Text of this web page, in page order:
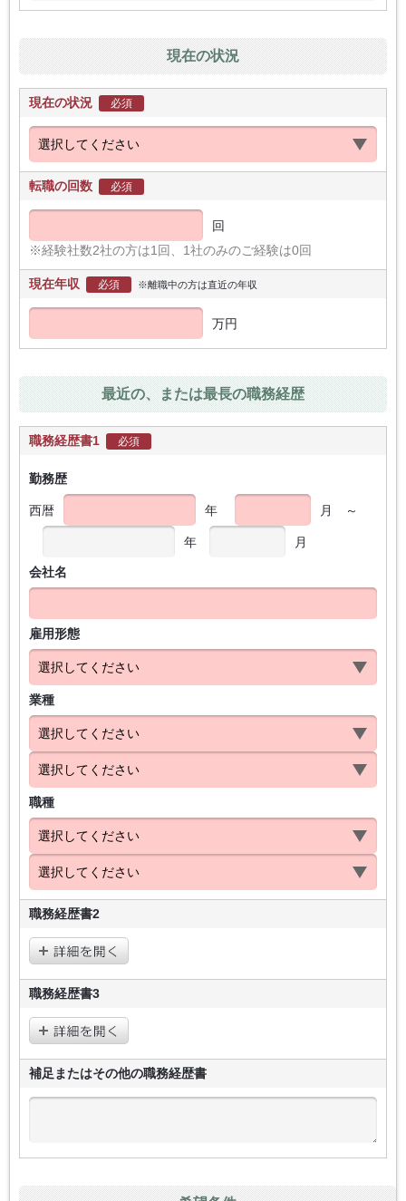
現在の状況
現在の状況 必須
転職の回数 必須
回
※経験社数2社の方は1回、1社のみのご経験は0回
現在年収 必須 ※離職中の方は直近の年収
万円
最近の、または最長の職務経歴
職務経歴書1 必須
勤務歴
西暦 年 月 ～
年 月
会社名
雇用形態
業種
職種
職務経歴書2
職務経歴書3
補足またはその他の職務経歴書